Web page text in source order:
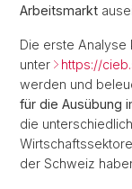
Arbeitsmarkt
Die erste Analyse
unter
https://
werden und
für die Ausübung
die
der Schweiz